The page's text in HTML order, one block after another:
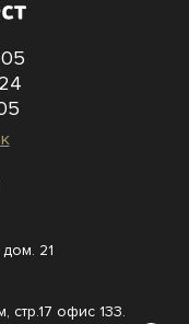
21
стр.17 офис 133.